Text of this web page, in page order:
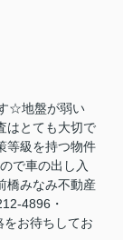
☆地盤が弱い
はとても大切で
等級を持つ物件
で車の出し入
橋みなみ不動産
4896・
お待ちしてお